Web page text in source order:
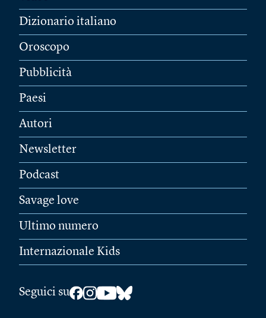
Dizionario italiano
Oroscopo
Pubblicità
Paesi
Autori
Newsletter
Podcast
Savage love
Ultimo numero
Internazionale Kids
Seguici su